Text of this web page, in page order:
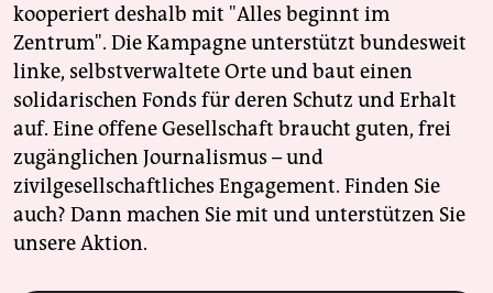
kooperiert deshalb mit "Alles beginnt im
Zentrum". Die Kampagne unterstützt bundesweit
linke, selbstverwaltete Orte und baut einen
solidarischen Fonds für deren Schutz und Erhalt
auf. Eine offene Gesellschaft braucht guten, frei
zugänglichen Journalismus – und
zivilgesellschaftliches Engagement. Finden Sie
auch? Dann machen Sie mit und unterstützen Sie
unsere Aktion.